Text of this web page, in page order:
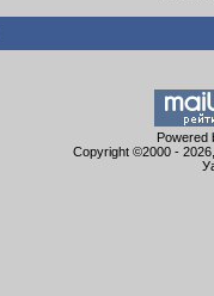
Powered
Copyright ©2000 -